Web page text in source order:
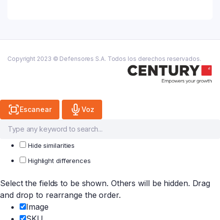
Copyright 2023 © Defensores S.A. Todos los derechos reservados.
Escanear Voz
Hide similarities
Highlight differences
Select the fields to be shown. Others will be hidden. Drag
and drop to rearrange the order.
Image